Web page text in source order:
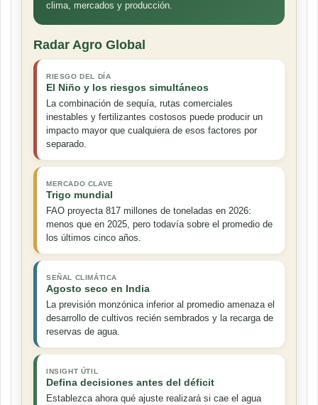
clima, mercados y producción.
Radar Agro Global
RIESGO DEL DÍA
El Niño y los riesgos simultáneos
La combinación de sequía, rutas comerciales
inestables y fertilizantes costosos puede producir un
impacto mayor que cualquiera de esos factores por
separado.
MERCADO CLAVE
Trigo mundial
FAO proyecta 817 millones de toneladas en 2026:
menos que en 2025, pero todavía sobre el promedio de
los últimos cinco años.
SEÑAL CLIMÁTICA
Agosto seco en India
La previsión monzónica inferior al promedio amenaza el
desarrollo de cultivos recién sembrados y la recarga de
reservas de agua.
INSIGHT ÚTIL
Defina decisiones antes del déficit
Establezca ahora qué ajuste realizará si cae el agua